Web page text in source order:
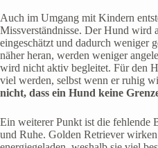
Auch im Umgang mit Kindern
Missverständnisse. Der Hund wird
eingeschätzt und dadurch weniger
näher heran, werden weniger
wird nicht aktiv begleitet. Für den
viel werden, selbst wenn er ruhig
nicht, dass ein Hund keine
Ein weiterer Punkt ist die fehlende
und Ruhe. Golden Retriever